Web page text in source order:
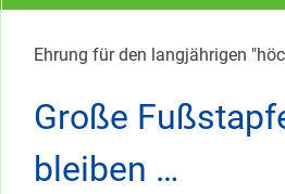
Ehrung für den langjährigen
Große
bleiben …